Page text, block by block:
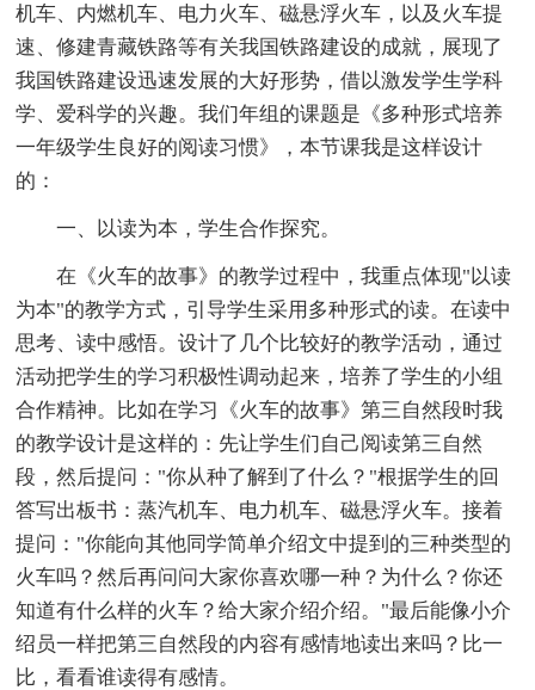
机车、内燃机车、电力火车、磁悬浮火车，以及火车提
速、修建青藏铁路等有关我国铁路建设的成就，展现了
我国铁路建设迅速发展的大好形势，借以激发学生学科
学、爱科学的兴趣。我们年组的课题是《多种形式培养
一年级学生良好的阅读习惯》，本节课我是这样设计
的：
一、以读为本，学生合作探究。
在《火车的故事》的教学过程中，我重点体现"以读
为本"的教学方式，引导学生采用多种形式的读。在读中
思考、读中感悟。设计了几个比较好的教学活动，通过
活动把学生的学习积极性调动起来，培养了学生的小组
合作精神。比如在学习《火车的故事》第三自然段时我
的教学设计是这样的：先让学生们自己阅读第三自然
段，然后提问："你从种了解到了什么？"根据学生的回
答写出板书：蒸汽机车、电力机车、磁悬浮火车。接着
提问："你能向其他同学简单介绍文中提到的三种类型的
火车吗？然后再问问大家你喜欢哪一种？为什么？你还
知道有什么样的火车？给大家介绍介绍。"最后能像小介
绍员一样把第三自然段的内容有感情地读出来吗？比一
比，看看谁读得有感情。